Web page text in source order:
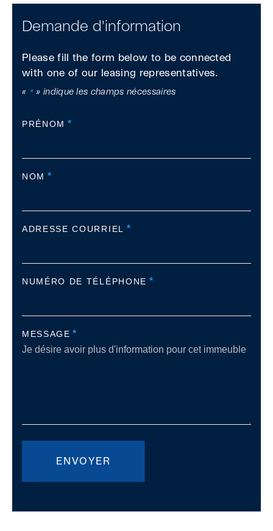
Demande d'information
Please fill the form below to be connected
with one of our leasing representatives.
« *» indique les champs nécessaires
PRÉNOM *
NOM *
ADRESSE COURRIEL *
NUMÉRO DE TÉLÉPHONE *
MESSAGE *
ENVOYER